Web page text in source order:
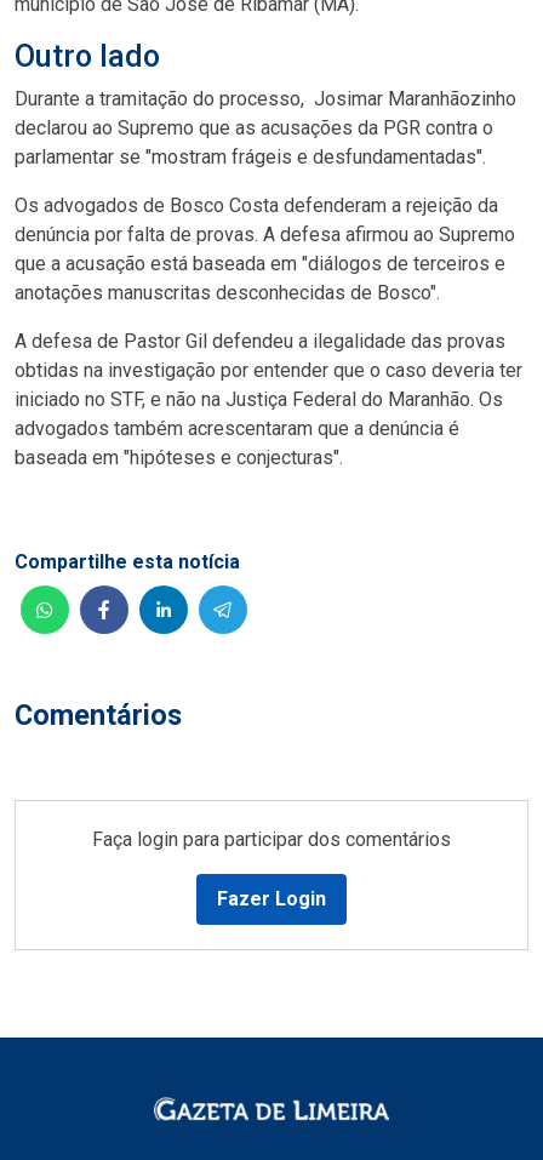
Outro lado
Durante a tramitação do processo, Josimar Maranhãozinho
declarou ao Supremo que as acusações da PGR contra o
parlamentar se "mostram frágeis e desfundamentadas".
Os advogados de Bosco Costa defenderam a rejeição da
denúncia por falta de provas. A defesa afirmou ao Supremo
que a acusação está baseada em "diálogos de terceiros e
anotações manuscritas desconhecidas de Bosco".
A defesa de Pastor Gil defendeu a ilegalidade das provas
obtidas na investigação por entender que o caso deveria ter
iniciado no STF, e não na Justiça Federal do Maranhão. Os
advogados também acrescentaram que a denúncia é
baseada em "hipóteses e conjecturas".
Comentários
Compartilhe esta notícia
Faça login para participar dos comentários
Fazer Login